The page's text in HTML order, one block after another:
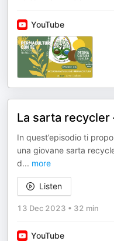
YouTube
La sarta recycler
In quest’episodio ti
una giovane sarta
d... more
Listen
13 Dec 2023 • 32 min
YouTube